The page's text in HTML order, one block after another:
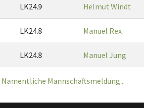
LK24.9 Helmut Windt
LK24.8 Manuel Rex
LK24.8 Manuel Jung
Mannschaftsmeldung...